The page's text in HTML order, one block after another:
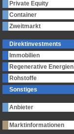
Private Equity
Container
Zweitmarkt
Direktinvestments
Immobilien
Regenerative Energien
Rohstoffe
Sonstiges
Anbieter
Marktinformationen